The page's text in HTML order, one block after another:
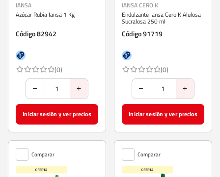
IANSA
Azúcar Rubia Iansa 1 Kg
Código 82942
(0)
Iniciar sesión y ver precios
IANSA CERO K
Endulzante Iansa Cero K Alulosa
Sucralosa 250 ml
Código 91719
(0)
Iniciar sesión y ver precios
Comparar Comparar